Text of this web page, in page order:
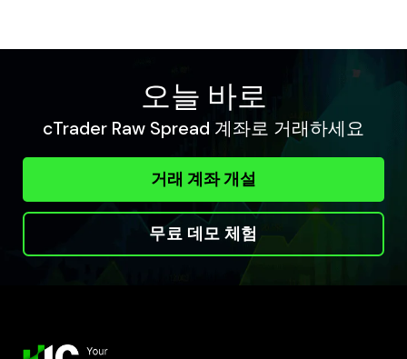
오늘 바로
cTrader Raw Spread 계좌로 거래하세요
거래 계좌 개설
무료 데모 체험